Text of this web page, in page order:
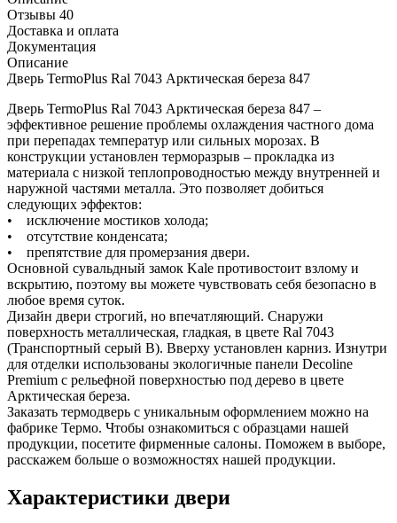
Отзывы 40
Доставка и оплата
Документация
Описание
Дверь TermoPlus Ral 7043 Арктическая береза 847
Дверь TermoPlus Ral 7043 Арктическая береза 847 –
эффективное решение проблемы охлаждения частного дома
при перепадах температур или сильных морозах. В
конструкции установлен терморазрыв – прокладка из
материала с низкой теплопроводностью между внутренней и
наружной частями металла. Это позволяет добиться
следующих эффектов:
• исключение мостиков холода;
• отсутствие конденсата;
• препятствие для промерзания двери.
Основной сувальдный замок Kale противостоит взлому и
вскрытию, поэтому вы можете чувствовать себя безопасно в
любое время суток.
Дизайн двери строгий, но впечатляющий. Снаружи
поверхность металлическая, гладкая, в цвете Ral 7043
(Транспортный серый В). Вверху установлен карниз. Изнутри
для отделки использованы экологичные панели Decoline
Premium с рельефной поверхностью под дерево в цвете
Арктическая береза.
Заказать термодверь с уникальным оформлением можно на
фабрике Термо. Чтобы ознакомиться с образцами нашей
продукции, посетите фирменные салоны. Поможем в выборе,
расскажем больше о возможностях нашей продукции.
Характеристики двери